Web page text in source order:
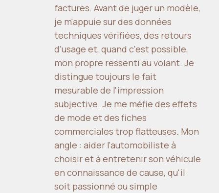
factures. Avant de juger un modèle,
je m'appuie sur des données
techniques vérifiées, des retours
d'usage et, quand c'est possible,
mon propre ressenti au volant. Je
distingue toujours le fait
mesurable de l'impression
subjective. Je me méfie des effets
de mode et des fiches
commerciales trop flatteuses. Mon
angle : aider l'automobiliste à
choisir et à entretenir son véhicule
en connaissance de cause, qu'il
soit passionné ou simple